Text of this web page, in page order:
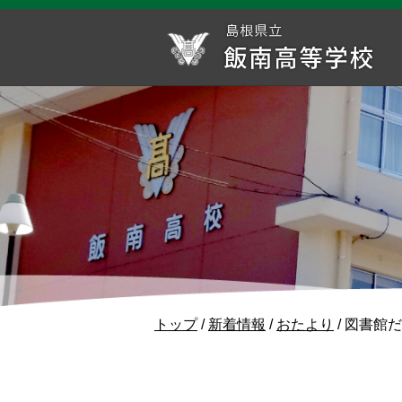
このページの本文へ
現
トップ/ 新着情報 / おたより / 図書館